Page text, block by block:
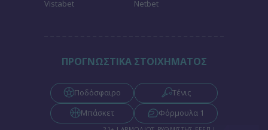
Vistabet
Netbet
ΠΡΟΓΝΩΣΤΙΚΑ ΣΤΟΙΧΗΜΑΤΟΣ
Ποδόσφαιρο
Τένις
Μπάσκετ
Φόρμουλα 1